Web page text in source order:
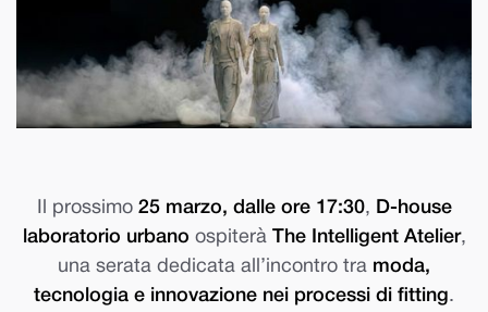
Il prossimo 25 marzo, dalle ore 17:30, D-house
laboratorio urbano ospiterà The Intelligent Atelier,
una serata dedicata all’incontro tra moda,
tecnologia e innovazione nei processi di fitting.